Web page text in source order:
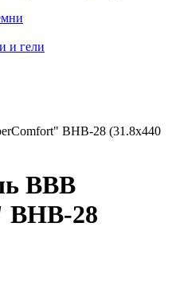
и гели
BHB-28 (31.8х440
BBB
28